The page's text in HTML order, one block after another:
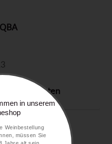
Versandkosten
in unserem
Weinbestellung
müssen Sie